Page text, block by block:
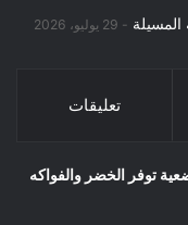
29 يوليو، 2026
تعليقات
توفر الخضر والفواكه